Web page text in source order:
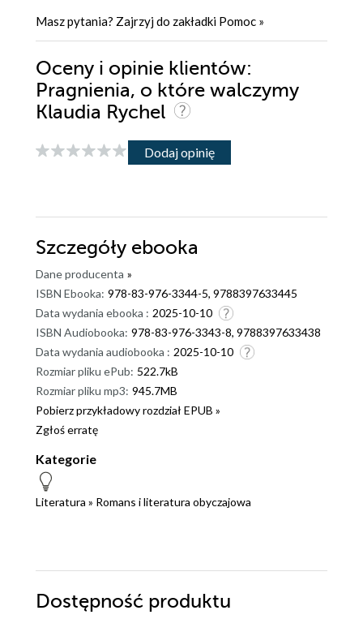
Masz pytania? Zajrzyj do zakładki Pomoc »
Oceny i opinie klientów:
Pragnienia, o które walczymy
Klaudia Rychel
Dodaj opinię
Szczegóły ebooka
Dane producenta »
ISBN Ebooka: 978-83-976-3344-5, 9788397633445
Data wydania ebooka : 2025-10-10
ISBN Audiobooka: 978-83-976-3343-8, 9788397633438
Data wydania audiobooka : 2025-10-10
Rozmiar pliku ePub: 522.7kB
Rozmiar pliku mp3: 945.7MB
Pobierz przykładowy rozdział EPUB »
Zgłoś erratę
Kategorie
Literatura » Romans i literatura obyczajowa
Dostępność produktu